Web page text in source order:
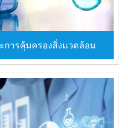
การคุ้มครองสิ่งแวดล้อม